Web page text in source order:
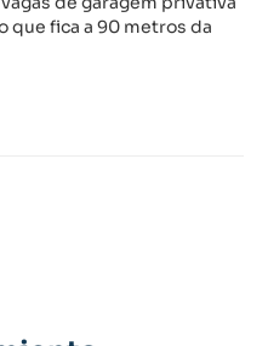
que fica a 90 metros da